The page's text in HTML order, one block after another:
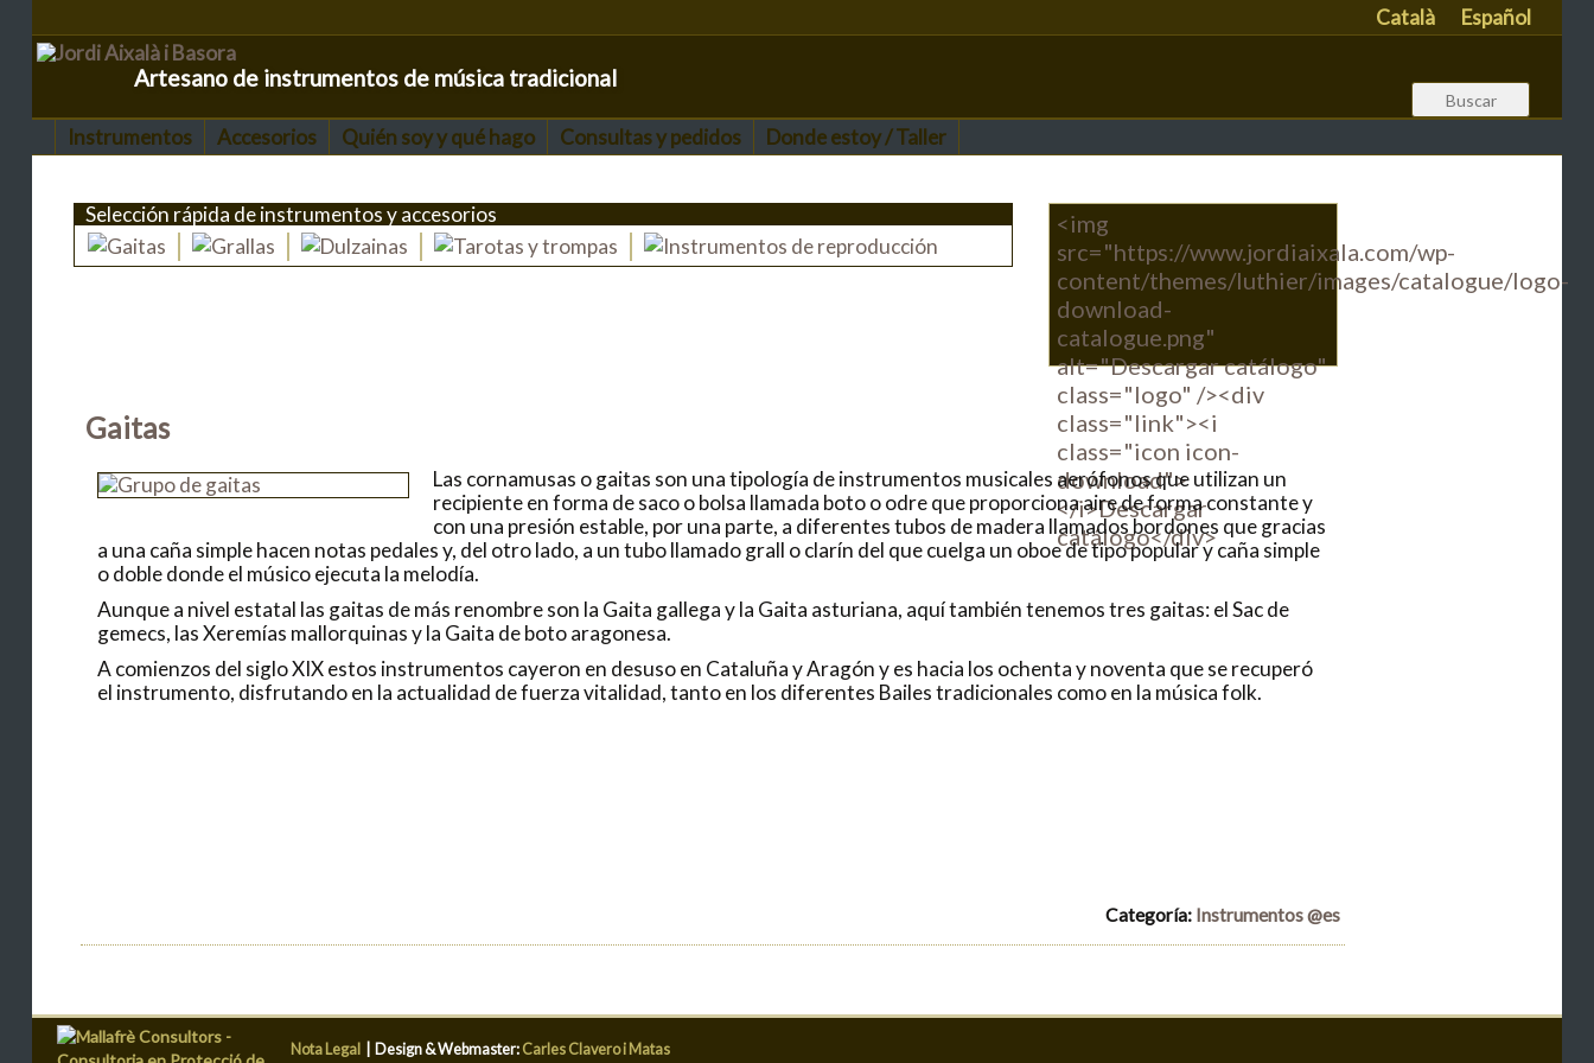
Català Español
Artesano de instrumentos de música tradicional
Instrumentos Accesorios Quién soy y qué hago Consultas y pedidos Donde estoy / Taller
Selección rápida de instrumentos y accesorios
<img
src="https://www.jordiaixala.com/wp-
content/themes/luthier/images/catalogue/logo-
download-
catalogue.png"
alt="Descargar catálogo"
class="logo" /><div
class="link"><i
class="icon icon-
download">
</i>Descargar
catálogo</div>
Gaitas
Las cornamusas o gaitas son una tipología de instrumentos musicales aerófonos que utilizan un
recipiente en forma de saco o bolsa llamada boto o odre que proporciona aire de forma constante y
con una presión estable, por una parte, a diferentes tubos de madera llamados bordones que gracias
a una caña simple hacen notas pedales y, del otro lado, a un tubo llamado grall o clarín del que cuelga un oboe de tipo popular y caña simple
o doble donde el músico ejecuta la melodía.
Aunque a nivel estatal las gaitas de más renombre son la Gaita gallega y la Gaita asturiana, aquí también tenemos tres gaitas: el Sac de
gemecs, las Xeremías mallorquinas y la Gaita de boto aragonesa.
A comienzos del siglo XIX estos instrumentos cayeron en desuso en Cataluña y Aragón y es hacia los ochenta y noventa que se recuperó
el instrumento, disfrutando en la actualidad de fuerza vitalidad, tanto en los diferentes Bailes tradicionales como en la música folk.
Categoría: Instrumentos @es
Nota Legal Design & Webmaster: Carles Clavero i Matas